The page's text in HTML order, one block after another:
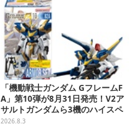
「機動戦士ガンダム GフレームF
A」第10弾が8月31日発売！V2ア
サルトガンダムら3機のハイスペ
ック可動フィギュア
2026.8.3